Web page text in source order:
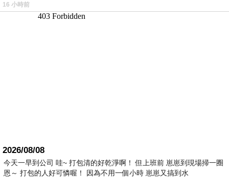
16 小時前
2026/08/08
今天一早到公司 哇~ 打包清的好乾淨啊！ 但上班前 崽崽到現場掃一圈
恩～ 打包的人好可憐喔！ 因為不用一個小時 崽崽又搞到水